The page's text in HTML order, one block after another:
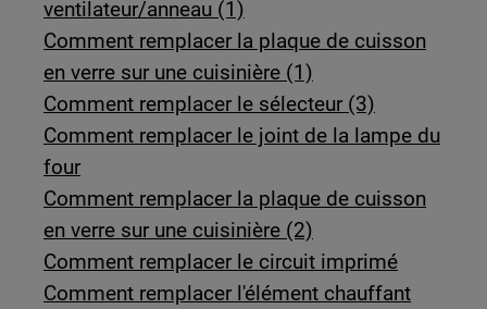
ventilateur/anneau (1)
Comment remplacer la plaque de cuisson
en verre sur une cuisinière (1)
Comment remplacer le sélecteur (3)
Comment remplacer le joint de la lampe du
four
Comment remplacer la plaque de cuisson
en verre sur une cuisinière (2)
Comment remplacer le circuit imprimé
Comment remplacer l'élément chauffant